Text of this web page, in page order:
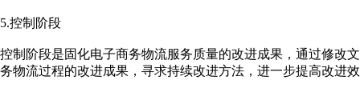
5.控制阶段
控制阶段是固化电子商务物流服务质量的改进成果，通过修改
务物流过程的改进成果，寻求持续改进方法，进一步提高改进